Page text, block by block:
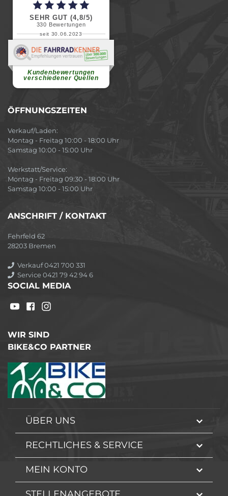
SEHR GUT (4,8/5)
330 Bewertungen
seit 30.06.2023
Kundenbewertungen
verschiedener Quellen
Renate H.
Vielen Dank für ein herzliches
ÖFFNUNGSZEITEN
Verkauf/Laden:
Montag - Freitag 10:00 - 18:00 Uhr
Samstag 10:00 - 15:00 Uhr
Werkstatt/Service:
Montag - Freitag 09:30 - 18:00 Uhr
Samstag 10:00 - 15:00 Uhr
ANSCHRIFT / KONTAKT
Fehrfeld 62
28203 Bremen
Verkauf 0421 700 331
Service 0421 79 42 94 6
SOCIAL MEDIA
WIR SIND
BIKE&CO PARTNER
ÜBER UNS
RECHTLICHES & SERVICE
MEIN KONTO
STELLENANGEBOTE